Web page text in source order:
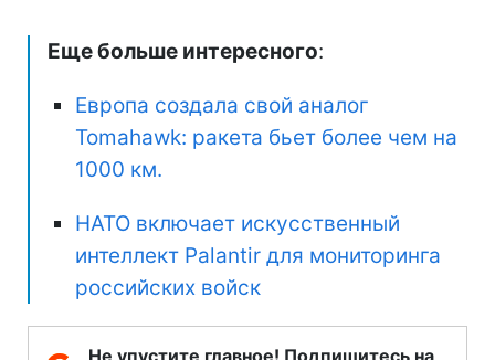
Еще больше интересного:
Европа создала свой аналог
Tomahawk: ракета бьет более чем на
1000 км.
НАТО включает искусственный
интеллект Palantir для мониторинга
российских войск
Не упустите главное! Подпишитесь на